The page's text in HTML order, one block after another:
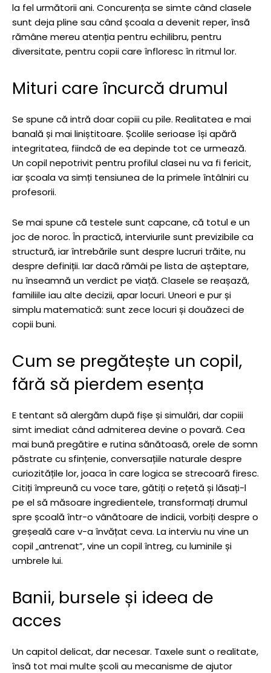
la fel următorii ani. Concurența se simte când clasele
sunt deja pline sau când școala a devenit reper, însă
rămâne mereu atenția pentru echilibru, pentru
diversitate, pentru copii care înfloresc în ritmul lor.
Mituri care încurcă drumul
Se spune că intră doar copiii cu pile. Realitatea e mai
banală și mai liniștitoare. Școlile serioase își apără
integritatea, fiindcă de ea depinde tot ce urmează.
Un copil nepotrivit pentru profilul clasei nu va fi fericit,
iar școala va simți tensiunea de la primele întâlniri cu
profesorii.
Se mai spune că testele sunt capcane, că totul e un
joc de noroc. În practică, interviurile sunt previzibile ca
structură, iar întrebările sunt despre lucruri trăite, nu
despre definiții. Iar dacă rămâi pe lista de așteptare,
nu înseamnă un verdict pe viață. Clasele se reașază,
familiile iau alte decizii, apar locuri. Uneori e pur și
simplu matematică: sunt zece locuri și douăzeci de
copii buni.
Cum se pregătește un copil,
fără să pierdem esența
E tentant să alergăm după fișe și simulări, dar copiii
simt imediat când admiterea devine o povară. Cea
mai bună pregătire e rutina sănătoasă, orele de somn
păstrate cu sfințenie, conversațiile naturale despre
curiozitățile lor, joaca în care logica se strecoară firesc.
Citiți împreună cu voce tare, gătiți o rețetă și lăsați-l
pe el să măsoare ingredientele, transformați drumul
spre școală într-o vânătoare de indicii, vorbiți despre o
greșeală care v-a învățat ceva. La interviu nu vine un
copil „antrenat”, vine un copil întreg, cu luminile și
umbrele lui.
Banii, bursele și ideea de
acces
Un capitol delicat, dar necesar. Taxele sunt o realitate,
însă tot mai multe școli au mecanisme de ajutor